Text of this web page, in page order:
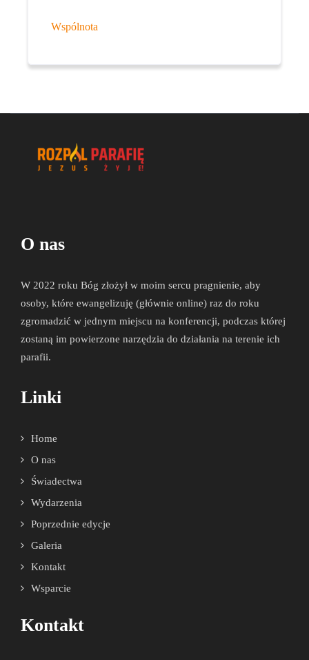
Wspólnota
O nas
W 2022 roku Bóg złożył w moim sercu pragnienie, aby
osoby, które ewangelizuję (głównie online) raz do roku
zgromadzić w jednym miejscu na konferencji, podczas której
zostaną im powierzone narzędzia do działania na terenie ich
parafii.
Linki
Home
O nas
Świadectwa
Wydarzenia
Poprzednie edycje
Galeria
Kontakt
Wsparcie
Kontakt